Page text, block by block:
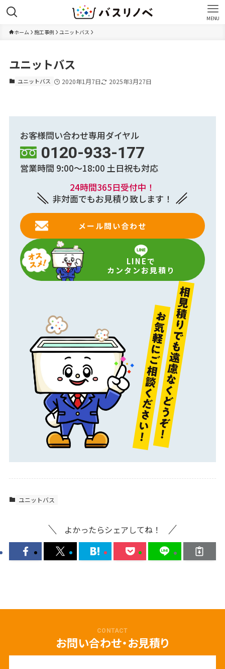
MENU
ホーム 施工事例 ユニットバス
ユニットバス
ユニットバス 2020年1月7日 2025年3月27日
お客様問い合わせ専用ダイヤル
0120-933-177
営業時間 9:00～18:00 土日祝も対応
24時間365日受付中！
非対面でもお見積り致します！
メール問い合わせ
LINEで
カンタンお見積り
ユニットバス
よかったらシェアしてね！
CONTACT
お問い合わせ・お見積り